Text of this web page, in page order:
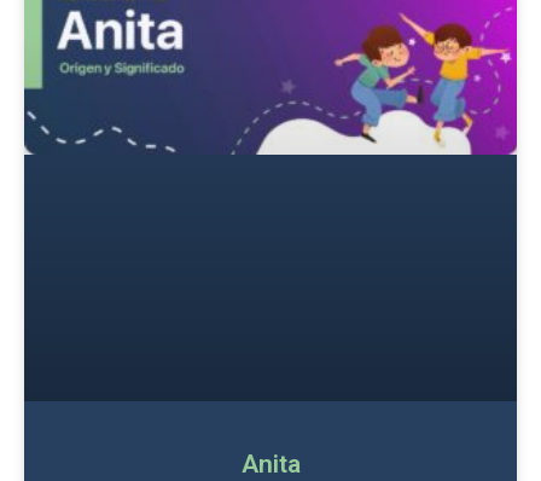
Anita